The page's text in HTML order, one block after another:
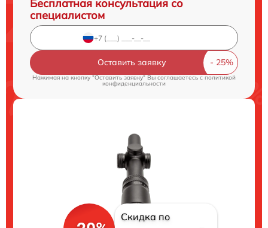
Бесплатная консультация со
специалистом
Оставить заявку
Нажимая на кнопку "Оставить заявку" Вы соглашаетесь cполитикой
конфиденциальности
Скидка по